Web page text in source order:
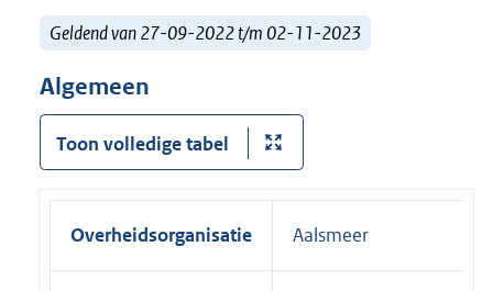
Geldend van 27-09-2022 t/m 02-11-2023
Algemeen
Toon volledige tabel
Overheidsorganisatie Aalsmeer